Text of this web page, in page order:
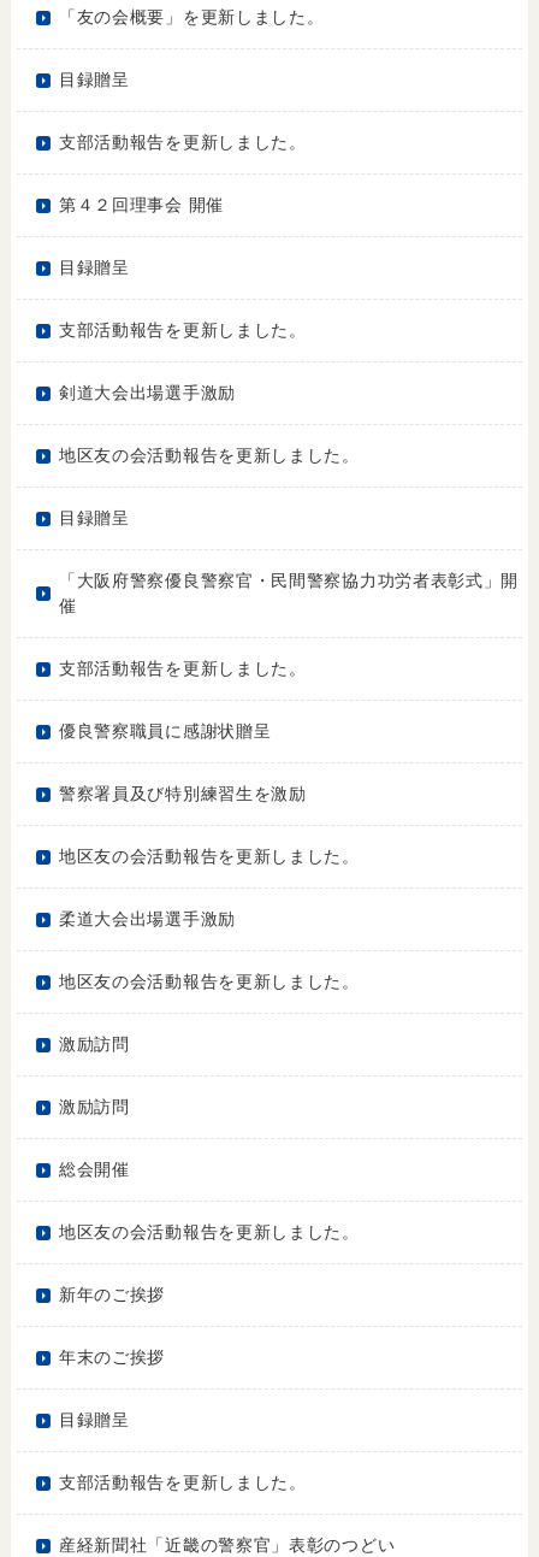
「友の会概要」を更新しました。
目録贈呈
支部活動報告を更新しました。
第４２回理事会 開催
目録贈呈
支部活動報告を更新しました。
剣道大会出場選手激励
地区友の会活動報告を更新しました。
目録贈呈
「大阪府警察優良警察官・民間警察協力功労者表彰式」開
催
支部活動報告を更新しました。
優良警察職員に感謝状贈呈
警察署員及び特別練習生を激励
地区友の会活動報告を更新しました。
柔道大会出場選手激励
地区友の会活動報告を更新しました。
激励訪問
激励訪問
総会開催
地区友の会活動報告を更新しました。
新年のご挨拶
年末のご挨拶
目録贈呈
支部活動報告を更新しました。
産経新聞社「近畿の警察官」表彰のつどい